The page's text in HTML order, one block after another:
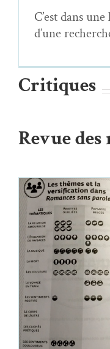
C’est dans
d’une
Critiques
Revue des
La